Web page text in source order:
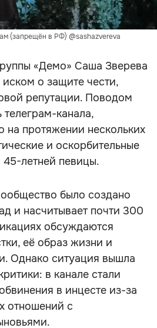
(запрещён в РФ) @sashazvereva
«Демо» Саша Зверева
о защите чести,
репутации. Поводом
телеграм-канала,
на протяжении нескольких
и оскорбительные
летней певицы.
было создано
и насчитывает почти 300
обсуждаются
её образ жизни и
Однако ситуация вышла
в канале стали
в инцесте из-за
отношений с